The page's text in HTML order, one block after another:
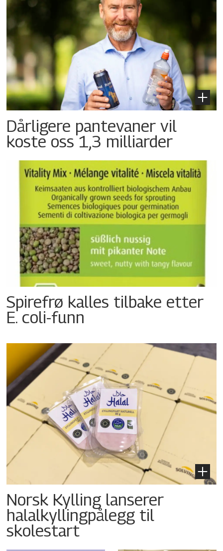
Dårligere pantevaner vil
koste oss 1,3 milliarder
Spirefrø kalles tilbake etter
E. coli-funn
Norsk Kylling lanserer
halalkyllingpålegg til
skolestart